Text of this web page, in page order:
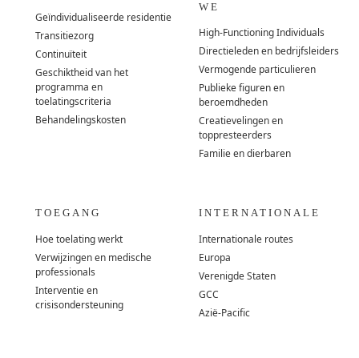
Geïndividualiseerde residentie
Transitiezorg
Continuïteit
Geschiktheid van het
programma en
toelatingscriteria
Behandelingskosten
WE
High-Functioning Individuals
Directieleden en bedrijfsleiders
Vermogende particulieren
Publieke figuren en
beroemdheden
Creatievelingen en
toppresteerders
Familie en dierbaren
TOEGANG
Hoe toelating werkt
Verwijzingen en medische
professionals
Interventie en
crisisondersteuning
INTERNATIONALE
Internationale routes
Europa
Verenigde Staten
GCC
Azië-Pacific